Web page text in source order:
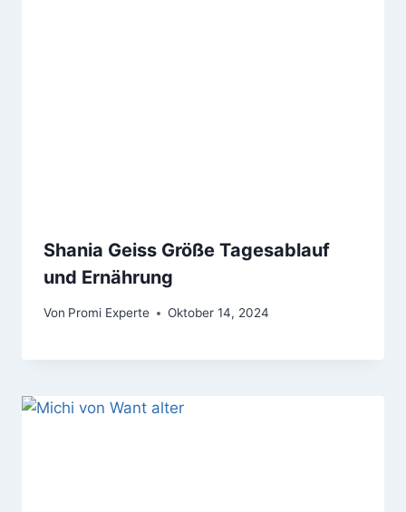
Shania Geiss Größe Tagesablauf
und Ernährung
Von Promi Experte Oktober 14, 2024